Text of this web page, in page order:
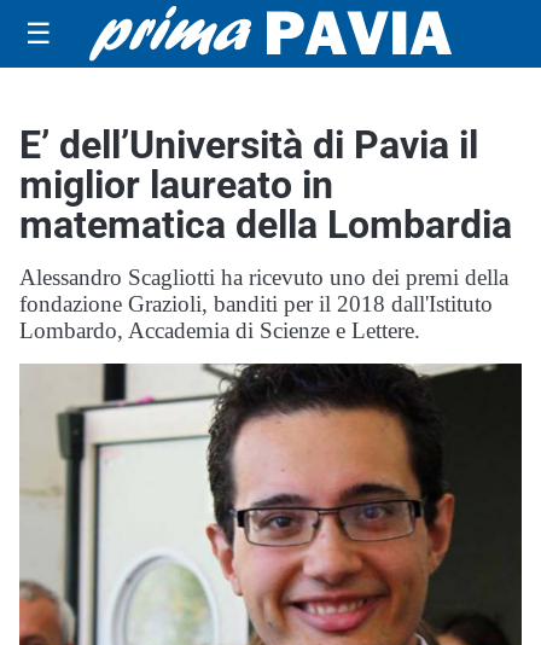
☰
E’ dell’Università di Pavia il
miglior laureato in
matematica della Lombardia
Alessandro Scagliotti ha ricevuto uno dei premi della
fondazione Grazioli, banditi per il 2018 dall'Istituto
Lombardo, Accademia di Scienze e Lettere.